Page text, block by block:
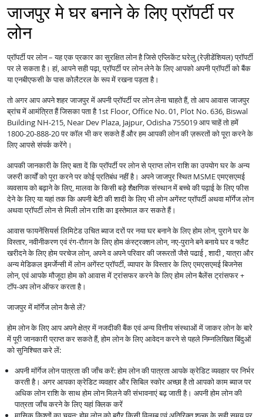
जाजपुर मे घर बनाने के लिए प्रॉपर्टी पर
लोन
प्रॉपर्टी पर लोन – यह एक प्रकार का सुरक्षित लोन है जिसे एप्लिकेंट घरेलु (रेज़ीडेंशियल) प्रॉपर्टी
पर ले सकता है। हां, आपने सही पढ़ा, प्रॉपर्टी पर लोन लेने के लिए आपको अपनी प्रॉपर्टी को बैंक
या एनबीएफसी के पास कोलैटरल के रूप में रखना पड़ता है।
तो अगर आप अपने शहर जाजपुर में अपनी प्रॉपर्टी पर लोन लेना चाहते हैं, तो आप आवास जाजपुर
ब्रांच में आमंत्रित हैं जिसका पता है 1st Floor, Office No. 01, Plot No. 636, Biswal
Building NH-215, Near Dev Plaza, Jajpur, Odisha 755019 आप चाहें तो हमें
1800-20-888-20 पर कॉल भी कर सकते हैं और हम आपकी लोन की ज़रूरतों को पूरा करने के
लिए आपसे संपर्क करेंगे।
आपकी जानकारी के लिए बता दें कि प्रॉपर्टी पर लोन से प्राप्त लोन राशि का उपयोग घर के अन्य
जरुरी कार्यों को पूरा करने पर कोई प्रतिबंध नहीं है। अपने जाजपुर स्थित MSME एमएसएमई
व्यवसाय को बढ़ाने के लिए, मालवा के किसी बड़े शैक्षणिक संस्थान में बच्चे की पढ़ाई के लिए फीस
देने के लिए या यहां तक कि अपनी बेटी की शादी के लिए भी लोन अगेंस्ट प्रॉपर्टी अथवा मॉर्गेज लोन
अथवा प्रॉपर्टी लोन से मिली लोन राशि का इस्तेमाल कर सकते हैं।
आवास फायनेंसियर्स लिमिटेड उचित ब्याज दरों पर नया घर बनाने के लिए होम लोन, पुराने घर के
विस्तार, नवीनीकरण एवं रंग-रौग़न के लिए होम कंस्ट्रक्शन लोन, नए-पुराने बने बनाये घर व फ्लैट
खरीदने के लिए होम परचेज लोन, अपने व अपने परिवार की जरूरतों जैसे पढाई , शादी , यात्रा और
अन्य मेडिकल इमर्जेन्सी में लोन अगेंस्ट प्रॉपर्टी, व्यापार के विस्तार के लिए एमएसएमई बिजनेस
लोन, एवं आपके मौजूदा होम को आवास में ट्रांसफर करने के लिए होम लोन बैलेंस ट्रांसफर +
टॉप-अप लोन ऑफर करता है।
जाजपुर में मॉर्गेज लोन कैसे लें?
होम लोन के लिए आप अपने क्षेत्र में नजदीकी बैंक एवं अन्य वित्तीय संस्थाओं में जाकर लोन के बारे
में पूरी जानकारी प्राप्त कर सकते हैं, होम लोन के लिए आवेदन करने से पहले निम्नलिखित बिंदुओं
को सुनिश्चित करे लें:
अपनी मॉर्गेज लोन पात्रता की जाँच करें: होम लोन की पात्रता आपके क्रेडिट व्यवहार पर निर्भर
करती है। अगर आपका क्रेडिट व्यवहार और सिबिल स्कोर अच्छा है तो आपको काम ब्याज पर
अधिक लोन राशि के साथ होम लोन मिलने की संभावनाएं बढ़ जाती है। अपनी होम लोन की
पात्रता जाँच करने के लिए यहां क्लिक करें